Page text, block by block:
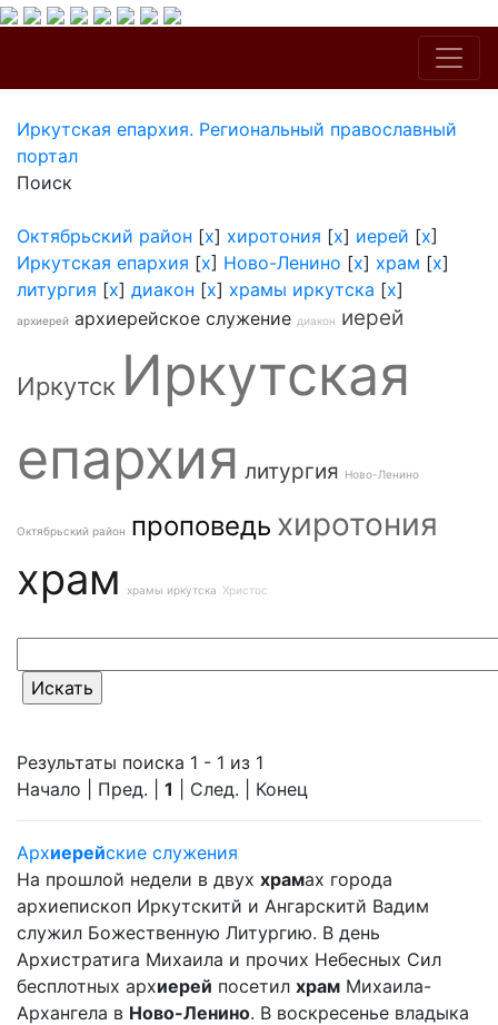
Иркутская епархия. Региональный православный
портал
Поиск
Октябрьский район [x] хиротония [x] иерей [x]
Иркутская епархия [x] Ново-Ленино [x] храм [x]
литургия [x] диакон [x] храмы иркутска [x]
архиерей архиерейское служение диакон иерей
Иркутск Иркутская
епархия литургия Ново-Ленино
Октябрьский район проповедь хиротония
храм храмы иркутска Христос
Результаты поиска 1 - 1 из 1
Начало | Пред. | 1 | След. | Конец
Архиерейские служения
На прошлой недели в двух храмах города
архиепископ Иркутскитй и Ангарскитй Вадим
служил Божественную Литургию. В день
Архистратига Михаила и прочих Небесных Сил
бесплотных архиерей посетил храм Михаила-
Архангела в Ново-Ленино. В воскресенье владыка